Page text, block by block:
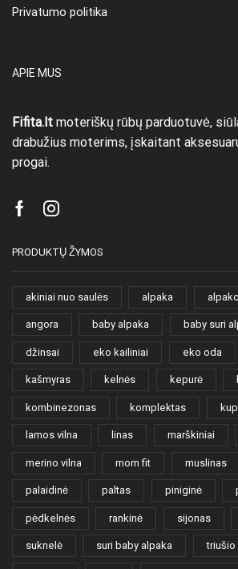
Privatumo politika
APIE MUS
Fifita.lt moteriškų rūbų parduotuvė,
drabužius moterims, įskaitant
progai.
FacebookInstagram
PRODUKTŲ ŽYMOS
akiniai nuo saulės alpaka
angora baby alpaka baby suri
džinsai eko kailiniai eko oda
kašmyras kelnės kepurė
kombinezonas komplektas
lamos vilna linas marškiniai
merino vilna mom fit muslinas
palaidinė paltas piniginė
pėdkelnės rankinė sijonas
suknelė suri baby alpaka triušio